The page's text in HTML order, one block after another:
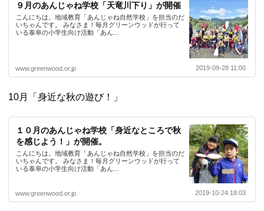
９月のあんじゃね学校「天竜川下り」が開催
こんにちは。地域教育「あんじゃね自然学校」を担当のだ
いちゃんです。 みなさま！毎月グリーンウッドが行って
いる泰阜の小学生向け活動「あん...
www.greenwood.or.jp 2019-09-28 11:00
10月「身近な秋の遊び！」
１０月のあんじゃね学校「身近なところで秋
を感じよう！」が開催。
こんにちは。地域教育「あんじゃね自然学校」を担当のだ
いちゃんです。 みなさま！毎月グリーンウッドが行って
いる泰阜の小学生向け活動「あん...
www.greenwood.or.jp 2019-10-24 18:03